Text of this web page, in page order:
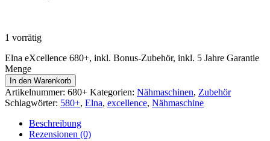
1 vorrätig
Elna eXcellence 680+, inkl. Bonus-Zubehör, inkl. 5 Jahre Garantie
Menge
In den Warenkorb
Artikelnummer: 680+ Kategorien: Nähmaschinen, Zubehör
Schlagwörter: 580+, Elna, excellence, Nähmaschine
Beschreibung
Rezensionen (0)